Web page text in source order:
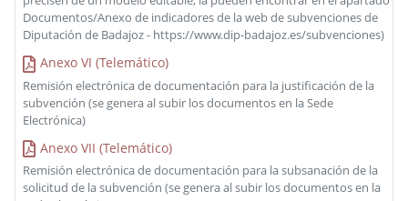
Documentos/Anexo de indicadores de la web de subvenciones de
Diputación de Badajoz - https://www.dip-badajoz.es/subvenciones)
Anexo VI (Telemático)
Remisión electrónica de documentación para la justificación de la
subvención (se genera al subir los documentos en la Sede
Electrónica)
Anexo VII (Telemático)
Remisión electrónica de documentación para la subsanación de la
solicitud de la subvención (se genera al subir los documentos en la